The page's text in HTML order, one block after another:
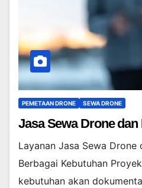
PEMETAAN DRONE SEWA DRONE
Jasa Sewa Drone
Layanan Jasa Sewa Drone
Berbagai Kebutuhan
kebutuhan akan